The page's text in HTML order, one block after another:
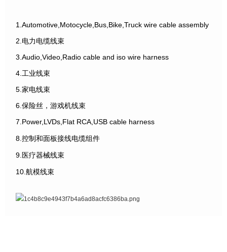
1.Automotive,Motocycle,Bus,Bike,Truck wire cable assembly
2.电力电缆线束
3.Audio,Video,Radio cable and iso wire harness
4.工业线束
5.家电线束
6.保险丝，游戏机线束
7.Power,LVDs,Flat RCA,USB cable harness
8.控制和面板接线电缆组件
9.医疗器械线束
10.航模线束